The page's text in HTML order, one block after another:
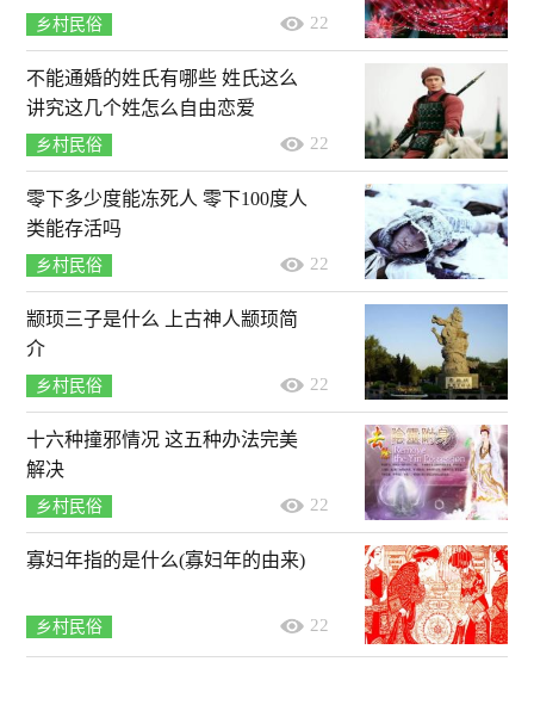
乡村民俗 22
不能通婚的姓氏有哪些 姓氏这么
讲究这几个姓怎么自由恋爱
乡村民俗 22
零下多少度能冻死人 零下100度人
类能存活吗
乡村民俗 22
颛顼三子是什么 上古神人颛顼简
介
乡村民俗 22
十六种撞邪情况 这五种办法完美
解决
乡村民俗 22
寡妇年指的是什么(寡妇年的由来)
乡村民俗 22